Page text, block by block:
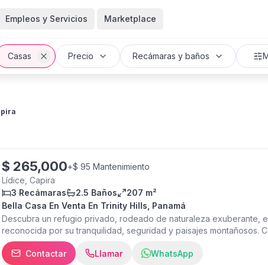
Empleos y Servicios Marketplace
Casas Precio Recámaras y baños
$ 265,000+$ 95 Mantenimiento
Lídice, Capira
3 Recámaras
2.5 Baños
207 m²
Bella Casa En Venta En Trinity Hills, Panamá
Descubra un refugio privado, rodeado de naturaleza exuberante,
reconocida por su tranquilidad, seguridad y paisajes montañosos.
se encuentra en excelente estado de conservación y ofrece 207
2,639 m² con una topografía privilegiada, ideal para disfrutar del
Contactar Llamar WhatsApp